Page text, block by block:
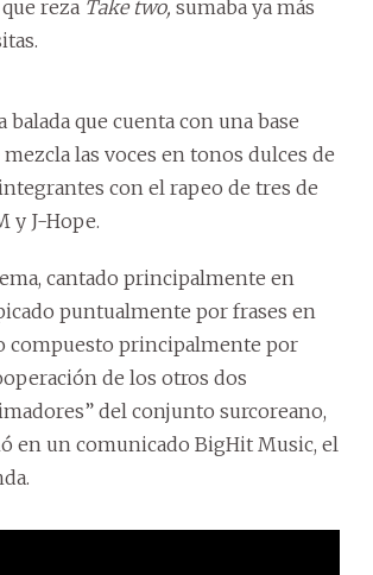
reza Take two, sumaba ya más
balada que cuenta con una base
mezcla las voces en tonos dulces de
con el rapeo de tres de
y J-Hope.
cantado principalmente en
puntualmente por frases en
compuesto principalmente por
de los otros dos
del conjunto surcoreano,
en un comunicado BigHit Music, el